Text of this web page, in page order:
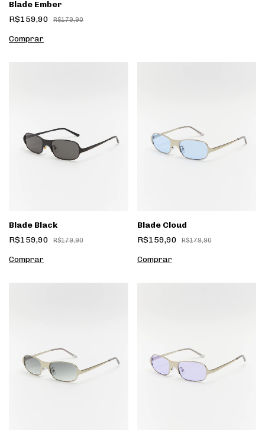
Blade Ember
R$159,90
R$179,90
Blade Black
R$159,90
R$179,90
Blade Cloud
R$159,90
R$179,90